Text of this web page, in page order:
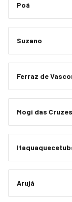
Poá
Suzano
Ferraz de
Mogi das Cruzes
Arujá